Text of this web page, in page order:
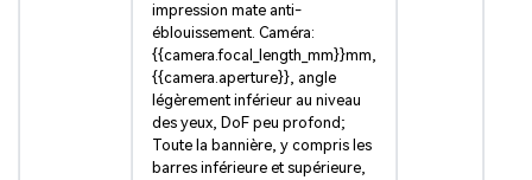
impression mate anti-
éblouissement. Caméra:
{{camera.focal_length_mm}}mm,
{{camera.aperture}}, angle
légèrement inférieur au niveau
des yeux, DoF peu profond;
Toute la bannière, y compris les
barres inférieure et supérieure,